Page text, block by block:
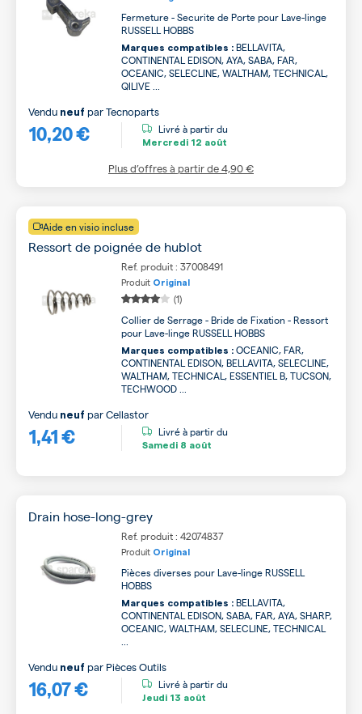
Fermeture - Securite de Porte pour Lave-linge
RUSSELL HOBBS
Marques compatibles : BELLAVITA,
CONTINENTAL EDISON, AYA, SABA, FAR,
OCEANIC, SELECLINE, WALTHAM, TECHNICAL,
QILIVE ...
10,20 €
Vendu neuf parTecnoparts
Livré à partir du
Mercredi 12 août
Plus d’offres à partir de4,90 €
Aide en visio incluse
Ressort de poignée de hublot
Ref. produit : 37008491
Produit Original
(1)
Collier de Serrage - Bride de Fixation - Ressort
pour Lave-linge RUSSELL HOBBS
Marques compatibles : OCEANIC, FAR,
CONTINENTAL EDISON, BELLAVITA, SELECLINE,
WALTHAM, TECHNICAL, ESSENTIEL B, TUCSON,
TECHWOOD ...
1,41 €
Vendu neuf parCellastor
Livré à partir du
Samedi 8 août
Drain hose-long-grey
Ref. produit : 42074837
Produit Original
Pièces diverses pour Lave-linge RUSSELL
HOBBS
Marques compatibles : BELLAVITA,
CONTINENTAL EDISON, SABA, FAR, AYA, SHARP,
OCEANIC, WALTHAM, SELECLINE, TECHNICAL
16,07 €
Vendu neuf par Pièces Outils
Livré à partir du
Jeudi 13 août